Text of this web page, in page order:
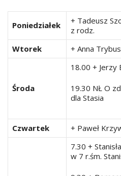
Poniedziałek
+ Tadeusz
z rodz.
Wtorek
+ Anna
Środa
18.00 + Jerzy
19.30 NŁ O
dla Stasia
Czwartek + Paweł
7.30 +
w 7 r.śm.